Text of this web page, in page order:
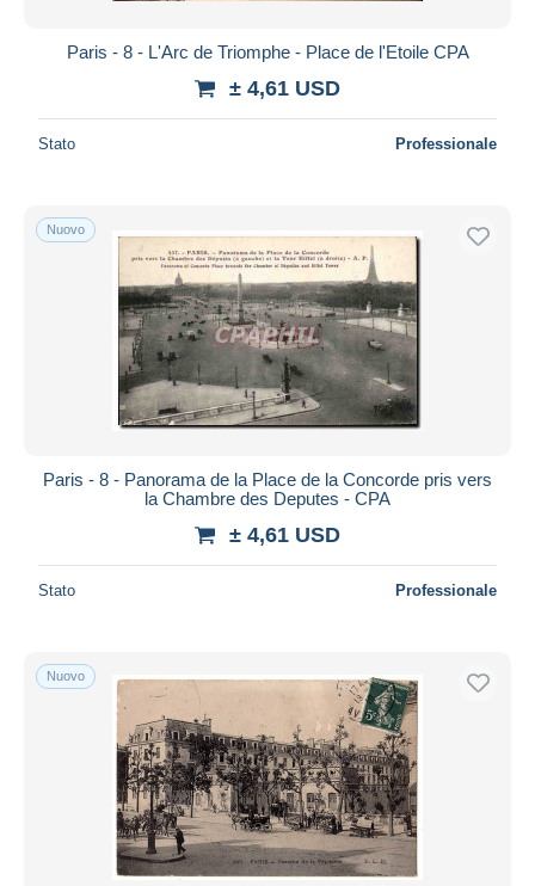
Paris - 8 - L'Arc de Triomphe - Place de l'Etoile CPA
± 4,61 USD
Stato Professionale
Nuovo
Paris - 8 - Panorama de la Place de la Concorde pris vers
la Chambre des Deputes - CPA
± 4,61 USD
Stato Professionale
Nuovo